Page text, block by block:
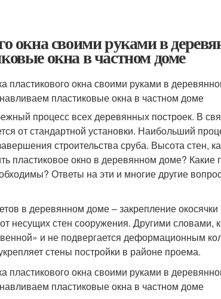
окна своими руками в
окна в частном доме
процесс всех деревянных построек. В
от стандартной установки. Наибольший
строительства сруба. Высота стен,
пластиковое окно в деревянном доме? Какие
Ответы на эти и многие другие
в деревянном доме – закрепление
несущих стен сооружения. Другими словами,
и не подвергается деформационным
стены постройки в районе проема.